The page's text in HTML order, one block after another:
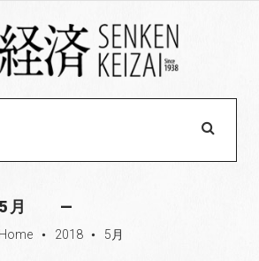
5月
Home fiber_manual_record 2018 fiber_manual_record 5月